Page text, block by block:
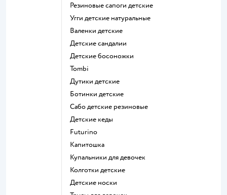
Резиновые сапоги детские
Угги детские натуральные
Валенки детские
Детские сандалии
Детские босоножки
Tombi
Дутики детские
Ботинки детские
Сабо детские резиновые
Детские кеды
Futurino
Капитошка
Купальники для девочек
Колготки детские
Детские носки